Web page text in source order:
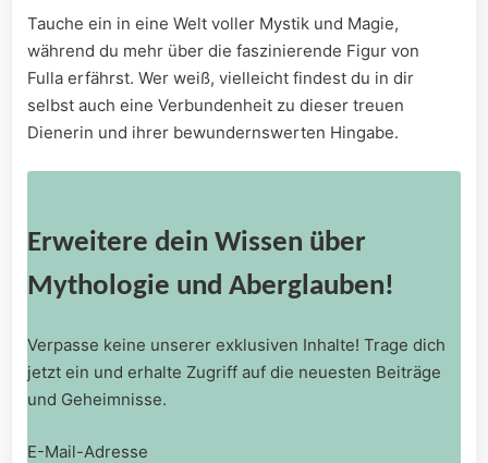
Tauche ein⁢ in eine Welt voller⁤ Mystik und Magie,
‍während du mehr über die faszinierende Figur von⁢
Fulla⁢ erfährst. Wer weiß, vielleicht findest du⁢ in dir
selbst auch eine Verbundenheit zu dieser treuen⁢
Dienerin und​ ihrer bewundernswerten Hingabe.
Erweitere dein Wissen über
Mythologie und Aberglauben!
Verpasse keine unserer exklusiven Inhalte! Trage dich
jetzt ein und erhalte Zugriff auf die neuesten Beiträge
und Geheimnisse.
E-Mail-Adresse